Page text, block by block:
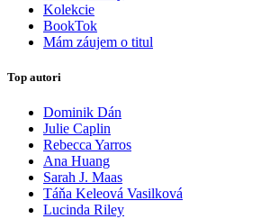
Kolekcie
BookTok
Mám záujem o titul
Top autori
Dominik Dán
Julie Caplin
Rebecca Yarros
Ana Huang
Sarah J. Maas
Táňa Keleová Vasilková
Lucinda Riley